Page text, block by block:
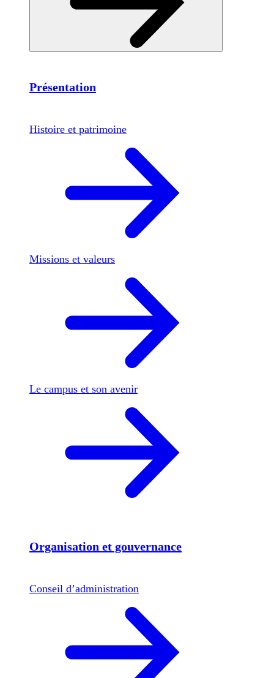
Présentation
Histoire et patrimoine
Missions et valeurs
Le campus et son avenir
Organisation et gouvernance
Conseil d’administration